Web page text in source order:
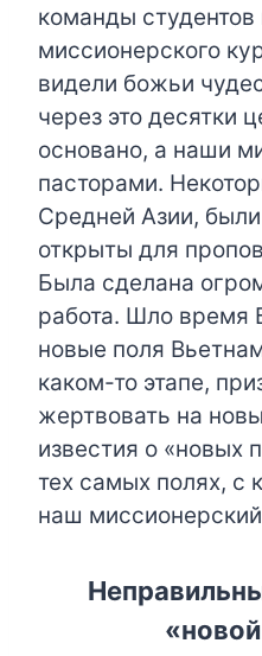
команды
миссионерского
видели божьи
через это десятки
основано, а наши
пасторами.
Средней Азии,
открыты для
Была сделана
работа. Шло время
новые поля
каком-то этапе,
жертвовать на
известия о «новых
тех самых полях, с
наш